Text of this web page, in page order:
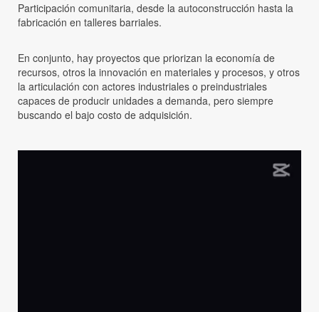
Participación comunitaria, desde la autoconstrucción hasta la
fabricación en talleres barriales.
En conjunto, hay proyectos que priorizan la economía de
recursos, otros la innovación en materiales y procesos, y otros
la articulación con actores industriales o preindustriales
capaces de producir unidades a demanda, pero siempre
buscando el bajo costo de adquisición.